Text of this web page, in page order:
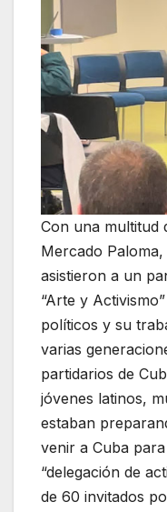
Con una multitud
Mercado
asistieron a un
“Arte y
políticos y su
varias
partidarios de
jóvenes latinos,
estaban
venir a Cuba
“delegación de
de 60 invitados